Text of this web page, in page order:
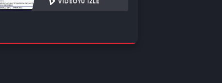
versin
VIDEOYU İZLE